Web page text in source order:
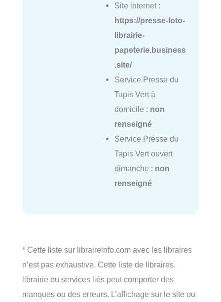
Site internet :
https://presse-loto-
librairie-
papeterie.business
.site/
Service Presse du
Tapis Vert à
domicile : non
renseigné
Service Presse du
Tapis Vert ouvert
dimanche : non
renseigné
* Cette liste sur libraireinfo.com avec les libraires
n’est pas exhaustive. Cette liste de libraires,
librairie ou services liés peut comporter des
manques ou des erreurs. L’affichage sur le site ou